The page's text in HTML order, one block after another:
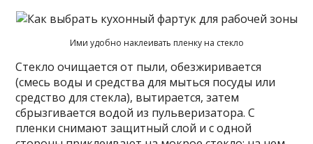
Ими удобно наклеивать пленку на стекло
Стекло очищается от пыли, обезжиривается
(смесь воды и средства для мыться посуды или
средство для стекла), вытирается, затем
сбрызгивается водой из пульверизатора. С
пленки снимают защитный слой и с одной